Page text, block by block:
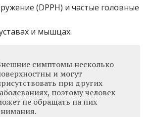
(DPPH) и частые головные
и мышцах.
симптомы несколько
и могут
при других
поэтому человек
не обращать на них